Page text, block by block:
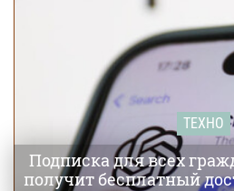
ТЕХНО
Подписка для всех
получит бесплатный